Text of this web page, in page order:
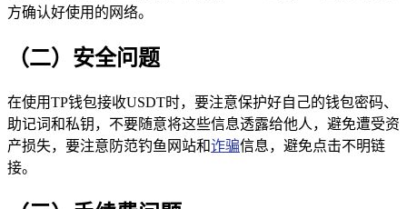
方确认好使用的网络。
（二）安全问题
在使用TP钱包接收USDT时，要注意保护好自己的钱包密码、
助记词和私钥，不要随意将这些信息透露给他人，避免遭受资
产损失，要注意防范钓鱼网站和诈骗信息，避免点击不明链
接。